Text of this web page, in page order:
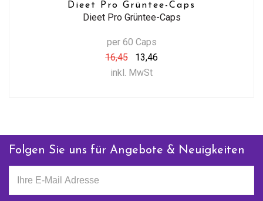
Dieet Pro Grüntee-Caps
Dieet Pro Grüntee-Caps
per 60 Caps
16,45
13,46
inkl. MwSt
Folgen Sie uns für Angebote & Neuigkeiten